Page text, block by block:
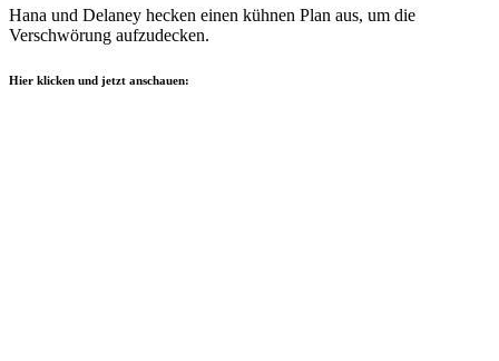
Hana und Delaney hecken einen kühnen Plan aus, um die
Verschwörung aufzudecken.
Hier klicken und jetzt anschauen: